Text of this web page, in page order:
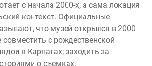
с начала 2000-х, а сама локация
контекст. Официальные
что музей открылся в 2000
с рождественской
в Карпатах; заходить за
о съемках.